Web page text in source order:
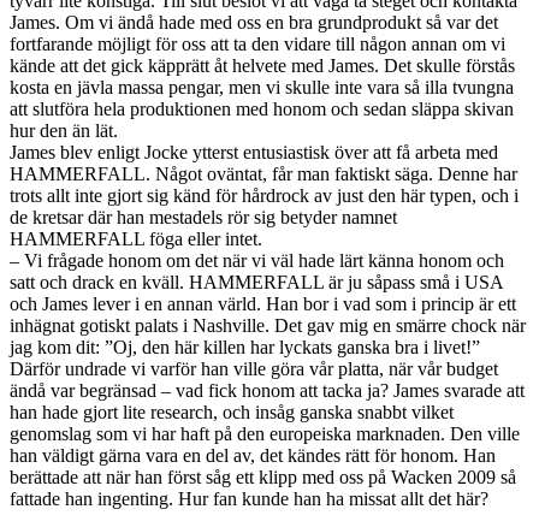
James. Om vi ändå hade med oss en bra grundprodukt så var det
fortfarande möjligt för oss att ta den vidare till någon annan om vi
kände att det gick käpprätt åt helvete med James. Det skulle förstås
kosta en jävla massa pengar, men vi skulle inte vara så illa tvungna
att slutföra hela produktionen med honom och sedan släppa skivan
hur den än lät.
James blev enligt Jocke ytterst entusiastisk över att få arbeta med
HAMMERFALL. Något oväntat, får man faktiskt säga. Denne har
trots allt inte gjort sig känd för hårdrock av just den här typen, och i
de kretsar där han mestadels rör sig betyder namnet
HAMMERFALL föga eller intet.
– Vi frågade honom om det när vi väl hade lärt känna honom och
satt och drack en kväll. HAMMERFALL är ju såpass små i USA
och James lever i en annan värld. Han bor i vad som i princip är ett
inhägnat gotiskt palats i Nashville. Det gav mig en smärre chock när
jag kom dit: ”Oj, den här killen har lyckats ganska bra i livet!”
Därför undrade vi varför han ville göra vår platta, när vår budget
ändå var begränsad – vad fick honom att tacka ja? James svarade att
han hade gjort lite research, och insåg ganska snabbt vilket
genomslag som vi har haft på den europeiska marknaden. Den ville
han väldigt gärna vara en del av, det kändes rätt för honom. Han
berättade att när han först såg ett klipp med oss på Wacken 2009 så
fattade han ingenting. Hur fan kunde han ha missat allt det här?